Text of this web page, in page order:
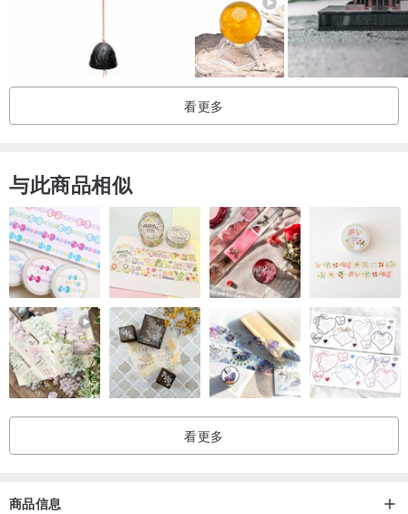
看更多
与此商品相似
看更多
商品信息